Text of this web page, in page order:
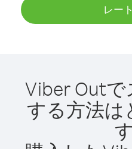
レー
Viber Out
する方法は